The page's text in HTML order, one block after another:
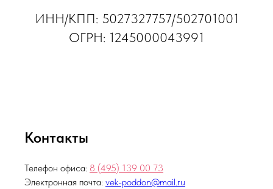
ИНН/КПП: 5027327757/502701001
ОГРН: 1245000043991
Контакты
Телефон офиса: 8 (495) 139 00 73
Электронная почта: vek-poddon@mail.ru